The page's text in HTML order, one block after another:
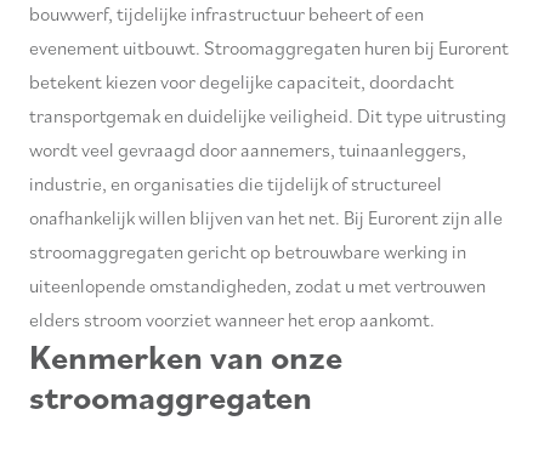
0,52 kW(1)
160 A(1)
1,1 kW , 230 V(3)
1,15 kW , 230 V (1)
1,3 kW , 230 V(1)
1,35 kW , 230 V(1)
1,4 kW / 1,9 pk(1)
1,5 kW , 230 V (4)
1,6 kW, 230 V (1)
1,7 kW , 230 V(1)
1,8 kW (1)
2,2 kW (1)
bouwwerf, tijdelijke infrastructuur beheert of een
evenement uitbouwt. Stroomaggregaten huren bij Eurorent
betekent kiezen voor degelijke capaciteit, doordacht
transportgemak en duidelijke veiligheid. Dit type uitrusting
wordt veel gevraagd door aannemers, tuinaanleggers,
industrie, en organisaties die tijdelijk of structureel
onafhankelijk willen blijven van het net. Bij Eurorent zijn alle
stroomaggregaten gericht op betrouwbare werking in
uiteenlopende omstandigheden, zodat u met vertrouwen
elders stroom voorziet wanneer het erop aankomt.
Kenmerken van onze
stroomaggregaten